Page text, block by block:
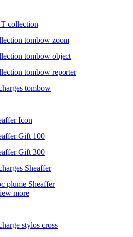
collection
tombow zoom
tombow object
tombow reporter
tombow
Icon
Gift 100
Gift 300
Sheaffer
plume Sheaffer
more
stylos cross